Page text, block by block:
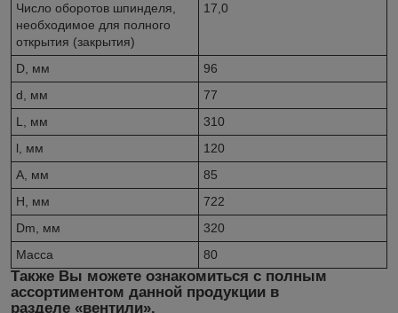
Число оборотов шпинделя,
необходимое для полного
открытия (закрытия)
17,0
D, мм
96
d, мм
77
L, мм
310
l, мм
120
A, мм
85
H, мм
722
Dm, мм
320
Масса
80
Также Вы можете ознакомиться с полным
ассортиментом данной продукции в
разделе «вентили».